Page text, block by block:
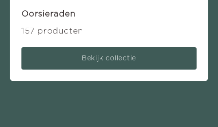
Oorsieraden
157 producten
Bekijk collectie